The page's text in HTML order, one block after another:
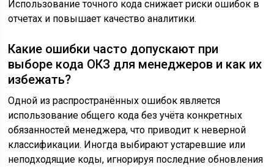
Использование точного кода снижает риски ошибок в
отчетах и повышает качество аналитики.
Какие ошибки часто допускают при
выборе кода ОКЗ для менеджеров и как их
избежать?
Одной из распространённых ошибок является
использование общего кода без учёта конкретных
обязанностей менеджера, что приводит к неверной
классификации. Иногда выбирают устаревшие или
неподходящие коды, игнорируя последние обновления